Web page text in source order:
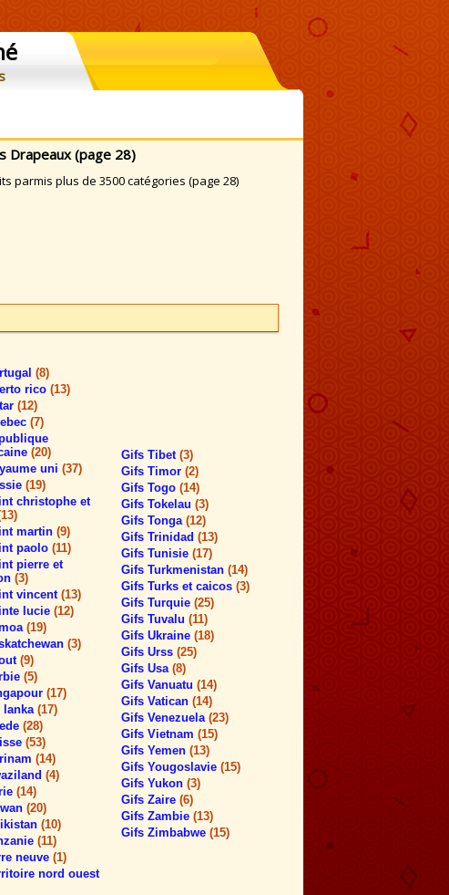
Drapeaux (page 28)
plus de 3500 catégories (page 28)
(8)
rico (13)
(12)
(7)
(20)
uni (37)
(19)
christophe et
martin (9)
paolo (11)
pierre et
(3)
vincent(13)
lucie (12)
(19)
(3)
(9)
(5)
(17)
lanka (17)
(28)
(53)
(14)
(4)
(14)
(20)
(10)
(11)
neuve (1)
nord ouest
Gifs Tibet (3)
Gifs Timor (2)
Gifs Togo (14)
Gifs Tokelau (3)
Gifs Tonga (12)
Gifs Trinidad (13)
Gifs Tunisie (17)
Gifs Turkmenistan (14)
Gifs Turks et caicos (3)
Gifs Turquie (25)
Gifs Tuvalu (11)
Gifs Ukraine (18)
Gifs Urss (25)
Gifs Usa (8)
Gifs Vanuatu (14)
Gifs Vatican (14)
Gifs Venezuela (23)
Gifs Vietnam (15)
Gifs Yemen (13)
Gifs Yougoslavie (15)
Gifs Yukon (3)
Gifs Zaire (6)
Gifs Zambie (13)
Gifs Zimbabwe (15)